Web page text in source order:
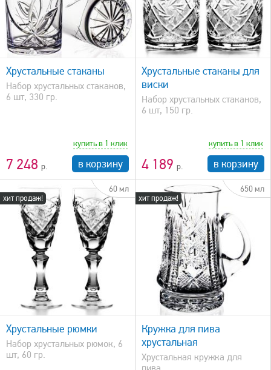
Хрустальные стаканы
Набор хрустальных стаканов,
6 шт, 330 гр.
7 248
купить в 1 клик
в корзину
быстрый просмотр
Хрустальные стаканы для
виски
Набор хрустальных стаканов,
6 шт, 150 гр.
4 189
купить в 1 клик
в корзину
хит продаж!
60 мл
Хрустальные рюмки
Набор хрустальных рюмок, 6
шт, 60 гр.
хит продаж!
650 мл
быстрый просмотр
Кружка для пива
хрустальная
Хрустальная кружка для